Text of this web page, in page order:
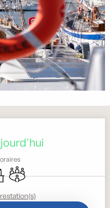
Salle de réunion